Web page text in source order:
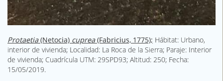
Protaetia(Netocia) cuprea(Fabricius, 1775); Hábitat: Urbano,
interior de vivienda; Localidad: La Roca de la Sierra; Paraje: Interior
de vivienda; Cuadrícula UTM: 29SPD93; Altitud: 250; Fecha:
15/05/2019.